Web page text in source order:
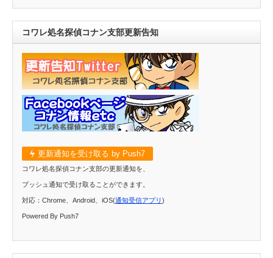
コワレ処名探偵コナン支部更新告知
更新通知を受け取る by Push7
コワレ処名探偵コナン支部の更新通知を、
プッシュ通知で受け取ることができます。
対応：Chrome、Android、iOS(通知受信アプリ )
Powered By Push7